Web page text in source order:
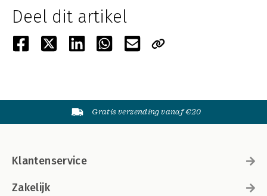
Deel dit artikel
Gratis verzending vanaf €20
Klantenservice
Zakelijk